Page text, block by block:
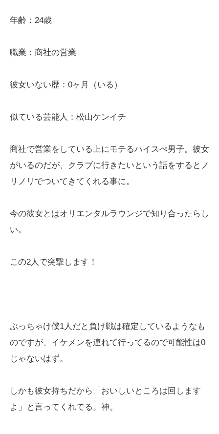
年齢：24歳
職業：商社の営業
彼女いない歴：0ヶ月（いる）
似ている芸能人：松山ケンイチ
商社で営業をしている上にモテるハイスぺ男子。彼女
がいるのだが、クラブに行きたいという話をするとノ
リノリでついてきてくれる事に。
今の彼女とはオリエンタルラウンジで知り合ったらし
い。
この2人で突撃します！
ぶっちゃけ僕1人だと負け戦は確定しているようなも
のですが、イケメンを連れて行ってるので可能性は0
じゃないはず。
しかも彼女持ちだから「おいしいところは回します
よ」と言ってくれてる。神。